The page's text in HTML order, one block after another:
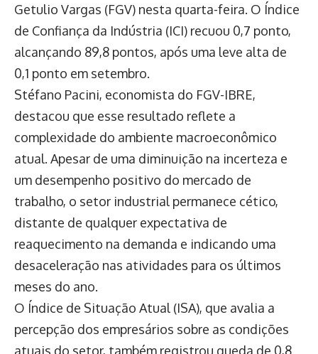
Getulio Vargas (FGV) nesta quarta-feira. O Índice
de Confiança da Indústria (ICI) recuou 0,7 ponto,
alcançando 89,8 pontos, após uma leve alta de
0,1 ponto em setembro.
Stéfano Pacini, economista do FGV-IBRE,
destacou que esse resultado reflete a
complexidade do ambiente macroeconômico
atual. Apesar de uma diminuição na incerteza e
um desempenho positivo do mercado de
trabalho, o setor industrial permanece cético,
distante de qualquer expectativa de
reaquecimento na demanda e indicando uma
desaceleração nas atividades para os últimos
meses do ano.
O Índice de Situação Atual (ISA), que avalia a
percepção dos empresários sobre as condições
atuais do setor, também registrou queda de 0,8